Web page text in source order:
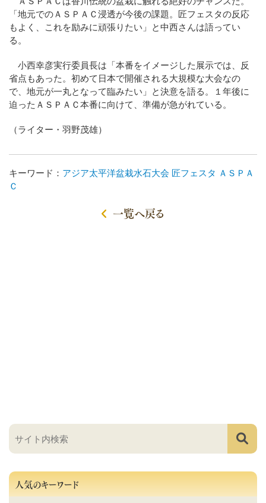
「地元でのＡＳＰＡＣ浸透が今後の課題。匠フェスタの反応
もよく、これを励みに頑張りたい」と中西さんは語ってい
る。
小西幸彦実行委員長は「本番をイメージした展示では、反
省点もあった。初めて日本で開催される大規模な大会なの
で、地元が一丸となって臨みたい」と決意を語る。１年後に
迫ったＡＳＰＡＣ本番に向けて、準備が急がれている。
（ライター・羽野茂雄）
キーワード： アジア太平洋盆栽水石大会 匠フェスタ ＡＳＰＡ
Ｃ
一覧へ戻る
人気のキーワード